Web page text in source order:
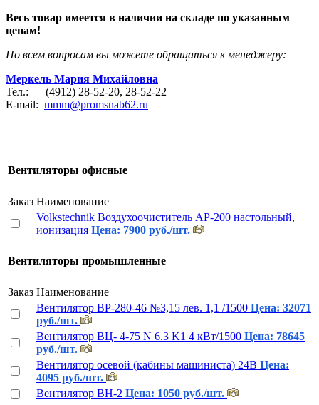
Весь товар имеется в наличии на складе по указанным
ценам!
По всем вопросам вы можете обращаться к менеджеру:
Меркель Мария Михайловна
Тел.: (4912) 28-52-20, 28-52-22
E-mail: mmm@promsnab62.ru
Вентиляторы офисные
Заказ Наименование
Volkstechnik Воздухоочиститель АР-200 настольный,
ионизация Цена: 7900 руб./шт.
Вентиляторы промышленные
Заказ Наименование
Вентилятор ВР-280-46 №3,15 лев. 1,1 /1500 Цена: 32071
руб./шт.
Вентилятор ВЦ- 4-75 N 6.3 K1 4 кВт/1500 Цена: 78645
руб./шт.
Вентилятор осевой (кабины машиниста) 24В Цена:
4095 руб./шт.
Вентилятор ВН-2 Цена: 1050 руб./шт.